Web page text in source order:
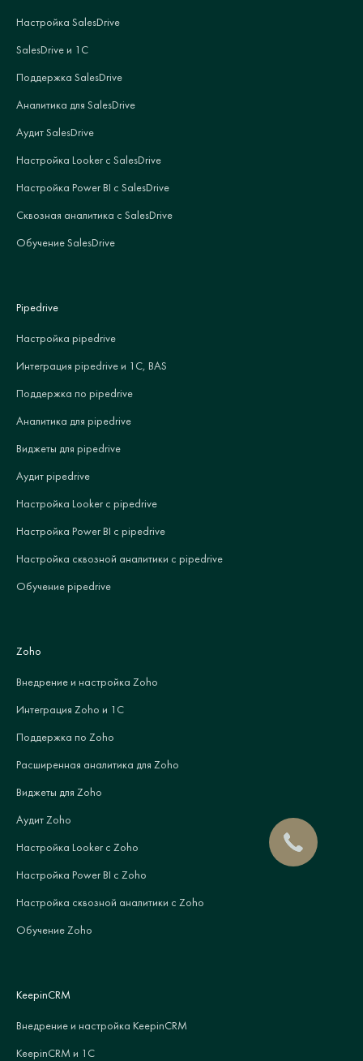
Настройка SalesDrive
SalesDrive и 1С
Поддержка SalesDrive
Аналитика для SalesDrive
Аудит SalesDrive
Настройка Looker с SalesDrive
Настройка Power BI с SalesDrive
Сквозная аналитика с SalesDrive
Обучение SalesDrive
Pipedrive
Настройка pipedrive
Интеграция pipedrive и 1С, BAS
Поддержка по pipedrive
Аналитика для pipedrive
Виджеты для pipedrive
Аудит pipedrive
Настройка Looker с pipedrive
Настройка Power BI с pipedrive
Настройка сквозной аналитики с pipedrive
Обучение pipedrive
Zoho
Внедрение и настройка Zoho
Интеграция Zoho и 1С
Поддержка по Zoho
Расширенная аналитика для Zoho
Виджеты для Zoho
Аудит Zoho
Настройка Looker с Zoho
Настройка Power BI с Zoho
Настройка сквозной аналитики с Zoho
Обучение Zoho
KeepinCRM
Внедрение и настройка KeepinCRM
KeepinCRM и 1С